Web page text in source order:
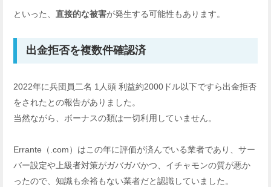
といった、直接的な被害が発生する可能性もあります。
出金拒否を複数件確認済
2022年に兵団員二名 1人頭 利益約2000ドル以下ですら出金拒否
をされたとの報告がありました。
当然ながら、ボーナスの類は一切利用していません。
Errante（.com）はこの年に評価が済んでいる業者であり、サー
バー設定や上級者対策がガバガバかつ、イチャモンの質が悪か
ったので、知識も余裕もない業者だと認識していました。